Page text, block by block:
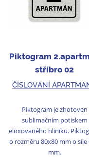
Piktogram
stříbro 02
ČÍSLOVÁNÍ
Piktogram je zhotoven
sublimačním potiskem
eloxovaného hliníku.
o rozměru 80x80 mm o síle
mm.